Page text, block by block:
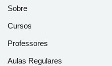
Sobre
Cursos
Professores
Aulas Regulares